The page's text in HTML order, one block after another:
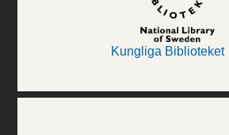
Kungliga Biblioteket